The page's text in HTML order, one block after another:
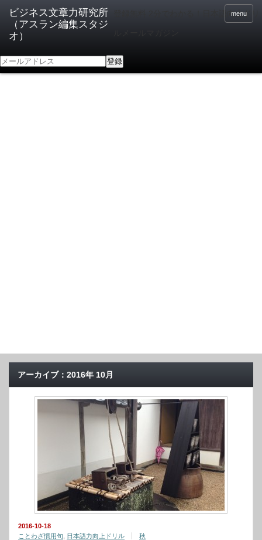
menu
登録無料 2分でわかる！日本語向上ドリ
アーカイブ：2016年 10月
2016-10-18
ことわざ慣用句
日本語力向上ドリル 秋